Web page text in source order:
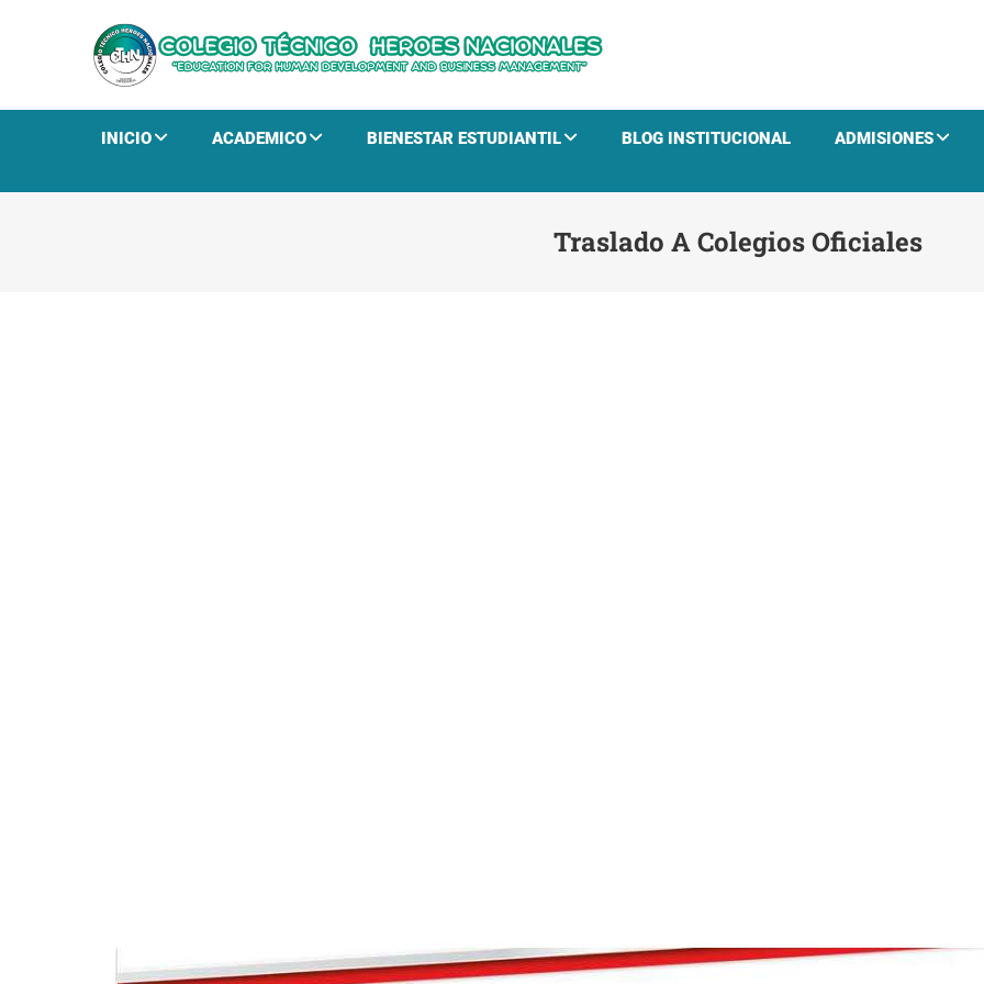
INICIO ACADEMICO BIENESTAR ESTUDIANTIL BLOG INSTITUCIONAL ADMISIONES
Traslado A Colegios Oficiales